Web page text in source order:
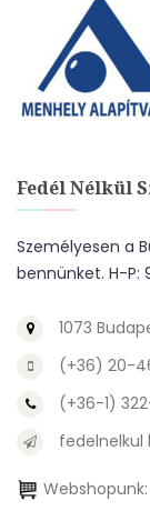
Fedél Nélkül
Személyesen a
bennünket. H-P:
1073
(+36) 20-
(+36-1)
fedelnelkul
Webshopunk: